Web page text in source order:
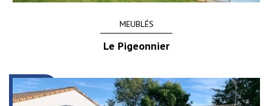
MEUBLÉS
Le Pigeonnier